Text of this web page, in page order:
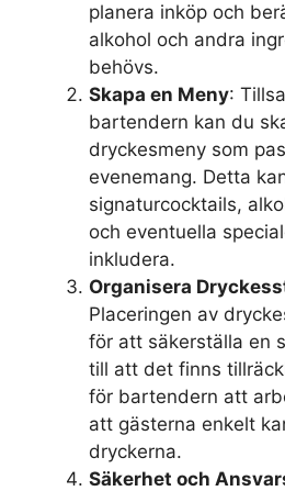
planera inköp och
alkohol och andra
behövs.
Skapa en Meny:
bartendern kan du
dryckesmeny som
evenemang. Detta
signaturcocktails,
och eventuella
inkludera.
Organisera
Placeringen av
för att säkerställa en
till att det finns
för bartendern att
att gästerna enkelt
dryckerna.
Säkerhet och